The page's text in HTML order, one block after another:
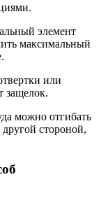
элемент
максимальный
или
защелок.
можно отгибать
стороной,